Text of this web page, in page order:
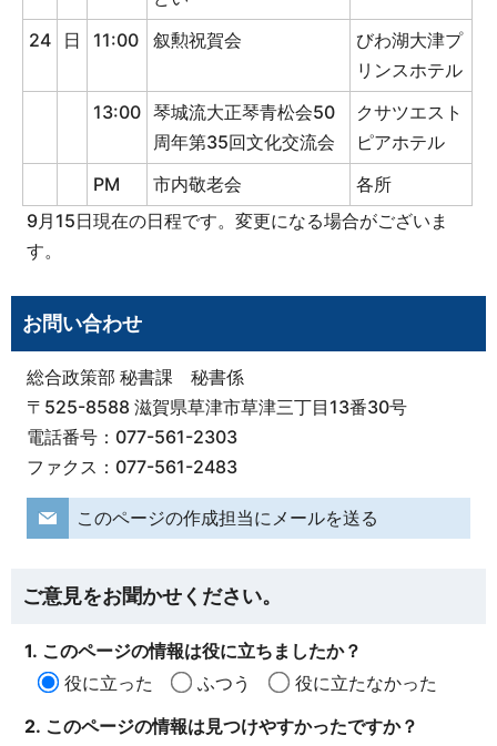
24 日 11:00 叙勲祝賀会
びわ湖大津プ
リンスホテル
13:00 琴城流大正琴青松会50
周年第35回文化交流会
クサツエスト
ピアホテル
PM
市内敬老会
各所
9月15日現在の日程です。変更になる場合がございま
す。
お問い合わせ
総合政策部 秘書課 秘書係
〒525-8588 滋賀県草津市草津三丁目13番30号
電話番号：077-561-2303
ファクス：077-561-2483
このページの作成担当にメールを送る
ご意見をお聞かせください。
1. このページの情報は役に立ちましたか？
役に立った
ふつう
役に立たなかった
2. このページの情報は見つけやすかったですか？